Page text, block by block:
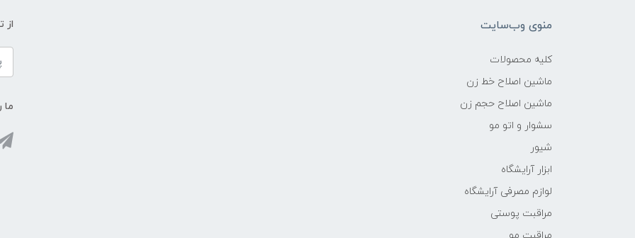
منوی وب‌سایت
کلیه محصولات
ماشین اصلاح خط زن
ماشین اصلاح حجم زن
سشوار و اتو مو
شیور
ابزار آرایشگاه
لوازم مصرفی آرایشگاه
مراقبت پوستی
از
ما